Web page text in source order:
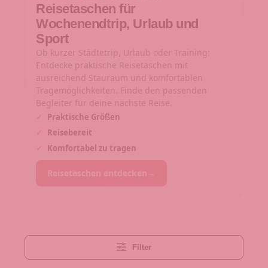
Reisetaschen für
Wochenendtrip, Urlaub und
Sport
Ob kurzer Städtetrip, Urlaub oder Training:
Entdecke praktische Reisetaschen mit
ausreichend Stauraum und komfortablen
Tragemöglichkeiten. Finde den passenden
Begleiter für deine nächste Reise.
Praktische Größen
Reisebereit
Komfortabel zu tragen
Filter